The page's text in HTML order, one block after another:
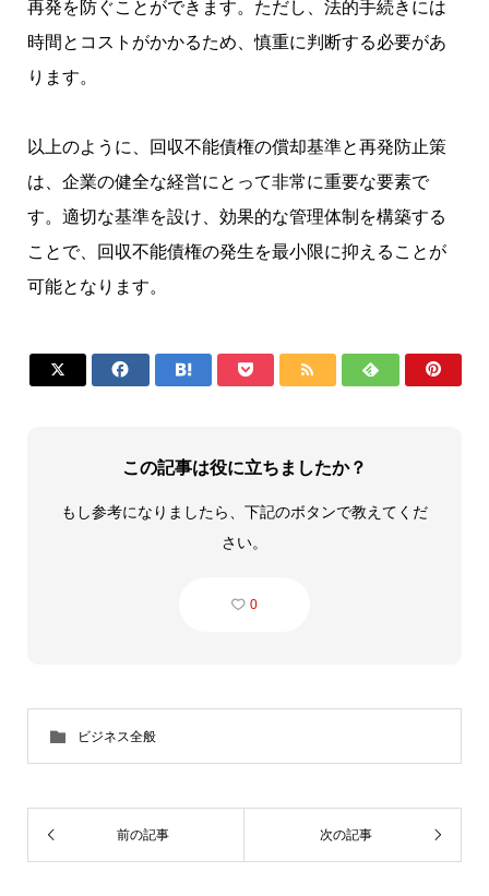
再発を防ぐことができます。ただし、法的手続きには
時間とコストがかかるため、慎重に判断する必要があ
ります。
以上のように、回収不能債権の償却基準と再発防止策
は、企業の健全な経営にとって非常に重要な要素で
す。適切な基準を設け、効果的な管理体制を構築する
ことで、回収不能債権の発生を最小限に抑えることが
可能となります。
      
この記事は役に立ちましたか？
もし参考になりましたら、下記のボタンで教えてくだ
さい。
0
ビジネス全般
前の記事 次の記事